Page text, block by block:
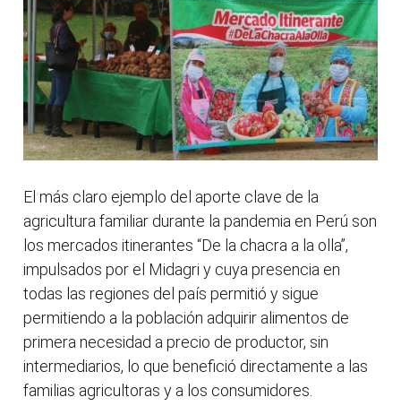
El más claro ejemplo del aporte clave de la
agricultura familiar durante la pandemia en Perú son
los mercados itinerantes “De la chacra a la olla”,
impulsados por el Midagri y cuya presencia en
todas las regiones del país permitió y sigue
permitiendo a la población adquirir alimentos de
primera necesidad a precio de productor, sin
intermediarios, lo que benefició directamente a las
familias agricultoras y a los consumidores.